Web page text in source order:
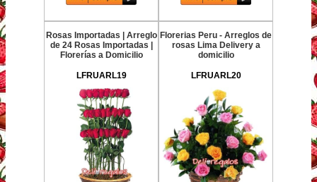
Rosas Importadas | Arreglo
de 24 Rosas Importadas |
Florerías a Domicilio
LFRUARL19
Florerias Peru - Arreglos de
rosas Lima Delivery a
domicilio
LFRUARL20